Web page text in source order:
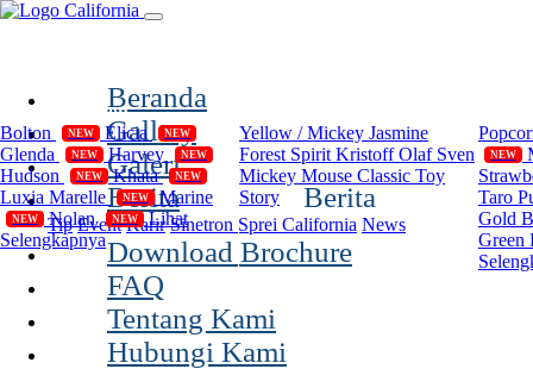
Beranda
Gallery
Galeri
Compilation
Bolton
NEW Elicia NEW
Glenda NEW Harvey NEW
Hudson NEW Khata NEW
Luxia Marelle NEW Marine
NEW Nolan NEW
Lihat
Selengkapnya
Yellow / Mickey Jasmine
Forest Spirit Kristoff Olaf Sven
Mickey Mouse Classic Toy
Story
NEW
Taro
Gold
Green
Berita Berita
Tip Event Karir Sinetron Sprei California News
Download Brochure
FAQ
Tentang Kami
Hubungi Kami